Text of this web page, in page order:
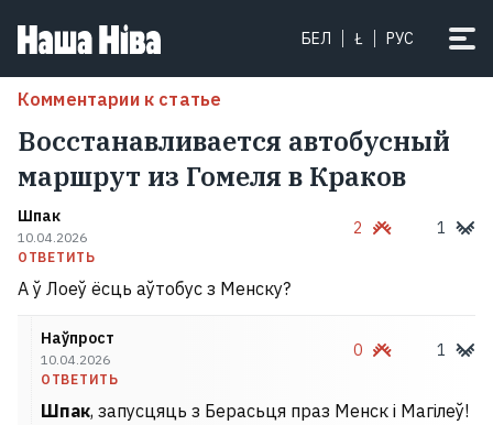
БЕЛ Ł РУС
Комментарии к статье
Восстанавливается автобусный
маршрут из Гомеля в Краков
Шпак
10.04.2026
ОТВЕТИТЬ
2 1
А ў Лоеў ёсць аўтобус з Менску?
Наўпрост
10.04.2026
ОТВЕТИТЬ
0 1
Шпак, запусцяць з Берасьця праз Менск і Магілеў!